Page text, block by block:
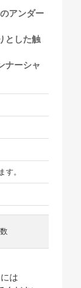
アンダー
とした触
ナーシャ
す。
は